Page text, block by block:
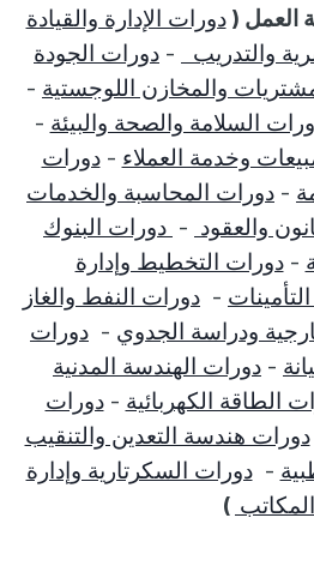
العمل ( دورات الإدارة والقيادة
والتدريب - دورات الجودة
والمخازن اللوجستية-
السلامة والصحة والبيئة-
وخدمة العملاء- دورات
- دورات المحاسبة والخدمات
والعقود - دورات البنوك
- دورات التخطيط وإدارة
-
دورات النفط والغاز
ودراسة الجدوي-
دورات
- دورات الهندسة المدنية
الطاقة الكهربائية- دورات
دورات هندسة التعدين والتنقيب
- دورات السكرتارية وإدارة
المكاتب )